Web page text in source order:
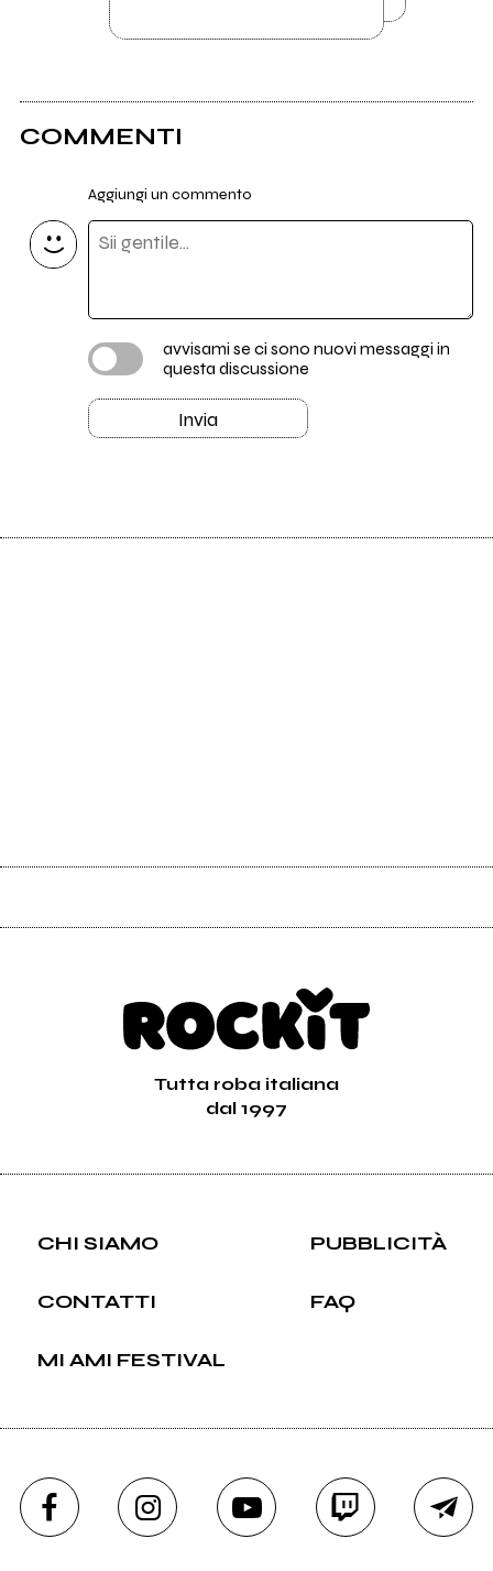
COMMENTI
Aggiungi un commento
avvisami se ci sono nuovi messaggi in
questa discussione
Invia
Tutta roba italiana
dal 1997
CHI SIAMO PUBBLICITÀ
CONTATTI FAQ
MI AMI FESTIVAL